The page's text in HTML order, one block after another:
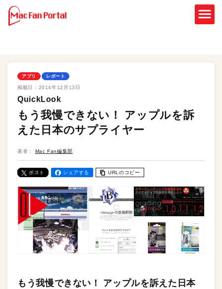
アプリ レポート
掲載日： 2014年12月13日
QuickLook
もう我慢できない！ アップルを訴
えた日本のサプライヤー
著者： Mac Fan編集部
ポスト シェアする URLのコピー
もう我慢できない！ アップルを訴えた日本